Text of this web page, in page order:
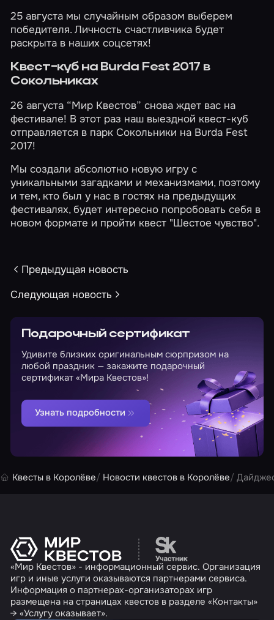
25 августа мы случайным образом выберем
победителя. Личность счастливчика будет
раскрыта в наших соцсетях!
Квест-куб на Burda Fest 2017 в
Сокольниках
26 августа “Мир Квестов” снова ждет вас на
фестивале! В этот раз наш выездной квест-куб
отправляется в парк Сокольники на Burda Fest
2017!
Мы создали абсолютно новую игру с
уникальными загадками и механизмами, поэтому
и тем, кто был у нас в гостях на предыдущих
фестивалях, будет интересно попробовать себя в
новом формате и пройти квест "Шестое чувство".
Предыдущая новость
Следующая новость
Подарочный сертификат
Удивите близких оригинальным сюрпризом на
любой праздник — закажите подарочный
сертификат «Мира Квестов»!
Узнать подробности
Квесты в Королёве Новости квестов в Королёве
Перейти на сайт
«Мир Квестов» - информационный сервис. Организация
игр и иные услуги оказываются партнерами сервиса.
Информация о партнерах-организаторах игр
размещена на страницах квестов в разделе «Контакты»
→ «Услугу оказывает».